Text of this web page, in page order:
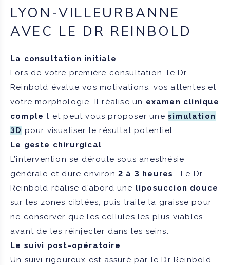
LYON-VILLEURBANNE
AVEC LE DR REINBOLD
La consultation initiale
Lors de votre première consultation, le Dr
Reinbold évalue vos motivations, vos attentes et
votre morphologie. Il réalise un examen clinique
comple t et peut vous proposer une simulation
3D pour visualiser le résultat potentiel.
Le geste chirurgical
L’intervention se déroule sous anesthésie
générale et dure environ 2 à 3 heures
. Le Dr
Reinbold réalise d’abord une liposuccion douce
sur les zones ciblées, puis traite la graisse pour
ne conserver que les cellules les plus viables
avant de les réinjecter dans les seins.
Le suivi post-opératoire
Un suivi rigoureux est assuré par le Dr Reinbold